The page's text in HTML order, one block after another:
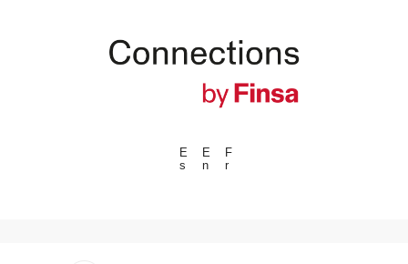
E
s
E
n
F
r
---ENLACES---